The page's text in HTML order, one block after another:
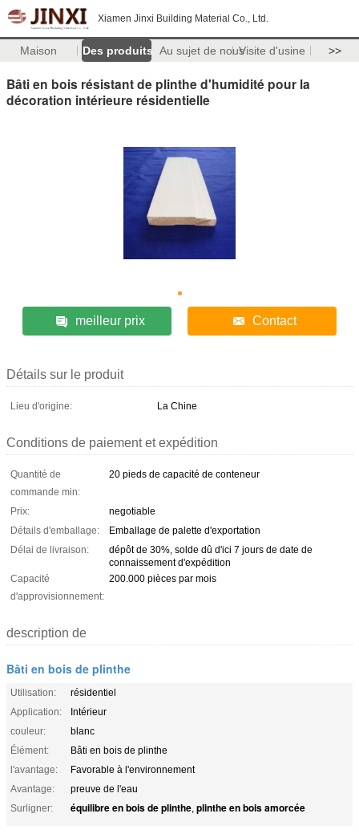
Xiamen Jinxi Building Material Co., Ltd.
Maison Des produits Au sujet de nousVisite d'usine >>
Bâti en bois résistant de plinthe d'humidité pour la
décoration intérieure résidentielle
meilleur prix Contact
Détails sur le produit
Lieu d'origine: La Chine
Conditions de paiement et expédition
Quantité de
commande min:
20 pieds de capacité de conteneur
Prix:
negotiable
Détails d'emballage:
Emballage de palette d'exportation
Délai de livraison:
dépôt de 30%, solde dû d'ici 7 jours de date de
connaissement d'expédition
Capacité
d'approvisionnement:
200.000 pièces par mois
description de
Bâti en bois de plinthe
Utilisation:
résidentiel
Application:
Intérieur
couleur:
blanc
Élément:
Bâti en bois de plinthe
l'avantage:
Favorable à l'environnement
Avantage:
preuve de l'eau
Surligner:
équilibre en bois de plinthe, plinthe en bois amorcée